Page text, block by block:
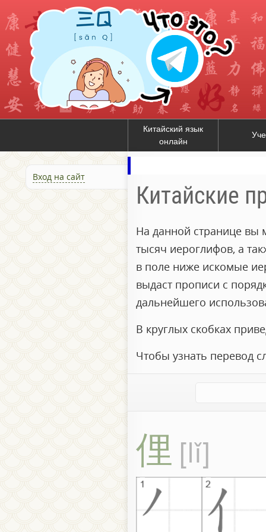
Китайский язык
онлайн
Вход на сайт
Китайские
На данной странице вы
тысяч иероглифов, а
в поле ниже искомые
выдаст прописи с
дальнейшего
В круглых скобках
Чтобы узнать перевод
俚 lǐ